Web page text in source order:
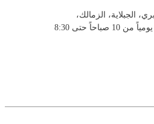
الجبلاية، الزمالك،
القاهرة، مصر. ساعات العمل: يومياً من 10 صباحاً حتى 8:30